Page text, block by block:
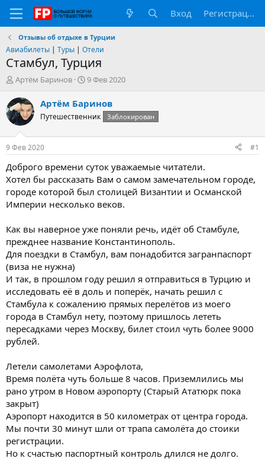
Вход Регистрация
Отзывы об отдыхе в Турции
Авиабилеты | Туры | Отели
Стамбул, Турция
А
т
о
р
т
е
м
ы
Артём Баринов
Д
т
н
а
л
а
9 Фев 2020
Артём Баринов
Путешественник Заблокирован
9 Фев 2020 #1
Доброго времени суток уважаемые читатели.
Хотел бы рассказать Вам о самом замечательном городе,
городе которой был столицей Византии и Османской
Империи несколько веков.
Как вы наверное уже поняли речь, идёт об Стамбуле,
прежднее название Константинополь.
Для поездки в Стамбул, вам понадобится загранпаспорт
(виза не нужна)
И так, в прошлом году решил я отправиться в Турцию и
исследовать её в доль и поперёк, начать решил с
Стамбула к сожалению прямых перелётов из моего
города в Стамбул нету, поэтому пришлось лететь
пересадками через Москву, билет стоил чуть более 9000
рублей.
Летели самолетами Аэрофлота,
Время полёта чуть больше 8 часов. Приземлились мы
рано утром в Новом аэропорту (Старый Ататюрк пока
закрыт)
Аэропорт находится в 50 километрах от центра города.
Мы почти 30 минут шли от трапа самолёта до стоики
регистрации.
Но к счастью паспортный контроль длился не долго.